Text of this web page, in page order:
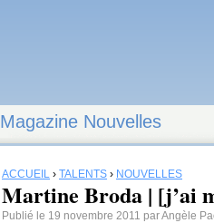
Magazine Nouvelles
ACCUEIL › TALENTS › NOUVELLES
Martine Broda | [j’ai
Publié le 19 novembre 2011 par Angèle